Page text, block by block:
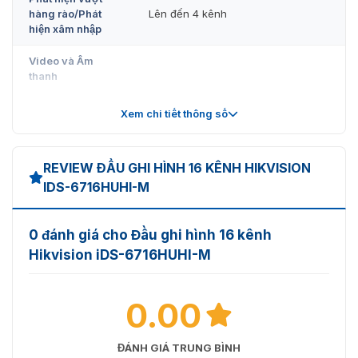
hàng rào/Phát
hiện xâm nhập
Lên đến 4 kênh
Video và Âm
thanh
8 kênh (tối đa 24 kênh) Độ phân
giải lên đến 8 MP Hỗ trợ camera IP
Đầu vào video
tương tự
Giao diện 16 kênh; BNC (1.0 Vp-p,
1 kênh, BNC (1.0 Vp-p, 75 Ω), độ
8 MP, 5 MP, 4 MP, 3 MP, 1080p@30
fps, 1080p@25 fps, 720p@60 fps,
720p@50 fps, 720p@30 fps,
Xem chi tiết thông số
REVIEW ĐẦU GHI HÌNH 16 KÊNH HIKVISION
IDS-6716HUHI-M
0 đánh giá cho Đầu ghi hình 16 kênh
Hikvision iDS-6716HUHI-M
0.00
ĐÁNH GIÁ TRUNG BÌNH